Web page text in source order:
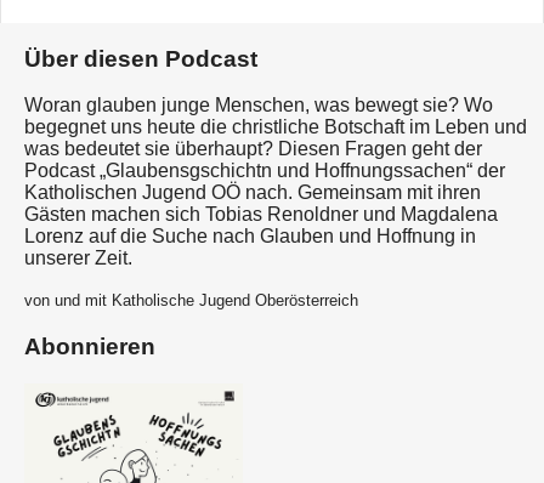
Über diesen Podcast
Woran glauben junge Menschen, was bewegt sie? Wo
begegnet uns heute die christliche Botschaft im Leben und
was bedeutet sie überhaupt? Diesen Fragen geht der
Podcast „Glaubensgschichtn und Hoffnungssachen“ der
Katholischen Jugend OÖ nach. Gemeinsam mit ihren
Gästen machen sich Tobias Renoldner und Magdalena
Lorenz auf die Suche nach Glauben und Hoffnung in
unserer Zeit.
von und mit Katholische Jugend Oberösterreich
Abonnieren